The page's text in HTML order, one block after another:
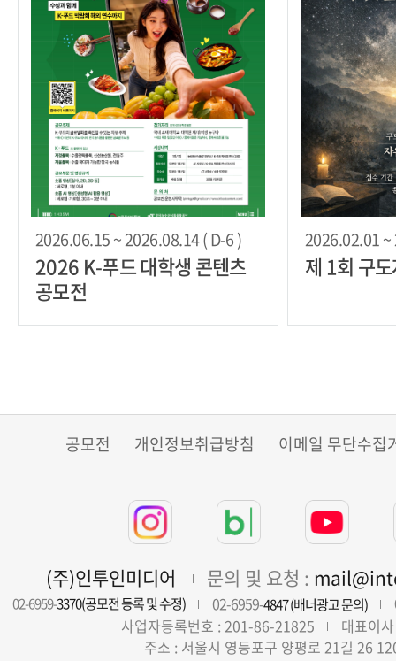
2026.06.15 ~ 2026.08.14 ( D-6 )
2026 K-푸드 대학생 콘텐츠
공모전
2026.02.01
제 1회 구
공모전 개인정보취급방침 이메일 무단수집
(주)인투인미디어 문의 및 요청 :
02-6959-3370(공모전 등록 및 수정) 02-6959-4847 (배너광고 문의)
사업자등록번호 : 201-86-21825
대표이
주소 : 서울시 영등포구 양평로 21길 26